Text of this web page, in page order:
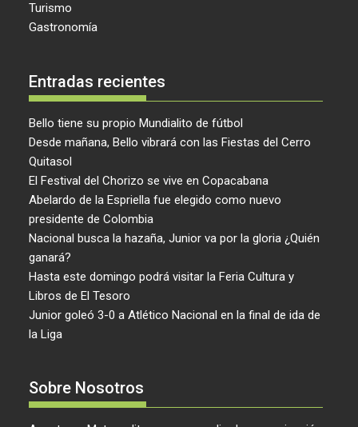
Turismo
Gastronomía
Entradas recientes
Bello tiene su propio Mundialito de fútbol
Desde mañana, Bello vibrará con las Fiestas del Cerro
Quitasol
El Festival del Chorizo se vive en Copacabana
Abelardo de la Espriella fue elegido como nuevo
presidente de Colombia
Nacional busca la hazaña, Junior va por la gloria ¿Quién
ganará?
Hasta este domingo podrá visitar la Feria Cultura y
Libros de El Tesoro
Junior goleó 3-0 a Atlético Nacional en la final de ida de
la Liga
Sobre Nosotros